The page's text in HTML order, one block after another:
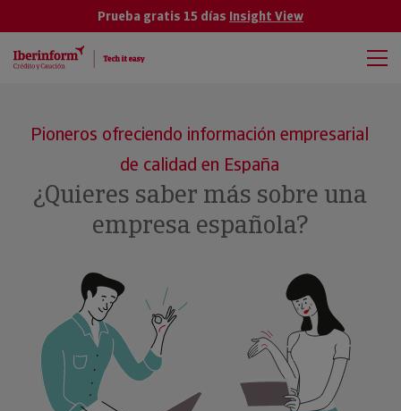
Prueba gratis 15 días Insight View
Pioneros ofreciendo información empresarial
de calidad en España
¿Quieres saber más sobre una
empresa española?